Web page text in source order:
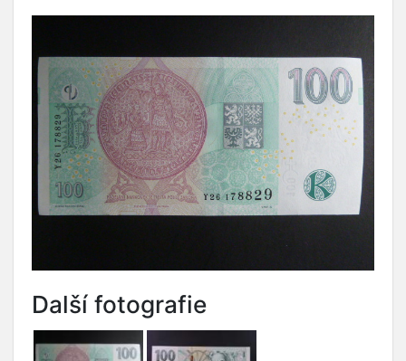
Další fotografie